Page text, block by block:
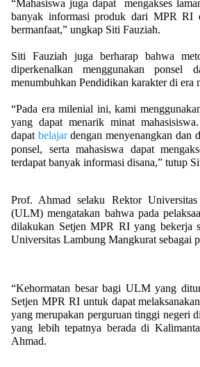
“Mahasiswa juga dapat mengakses
banyak informasi produk dari MPR RI
bermanfaat,” ungkap Siti Fauziah.
Siti Fauziah juga berharap bahwa
diperkenalkan menggunakan ponsel
menumbuhkan Pendidikan karakter di era
“Pada era milenial ini, kami
yang dapat menarik minat
dapat belajardengan menyenangkan dan
ponsel, serta mahasiswa dapat
terdapat banyak informasi disana,” tutup
Prof. Ahmad selaku Rektor
(ULM) mengatakan bahwa pada
dilakukan Setjen MPR RI yang bekerja
Universitas Lambung Mangkurat sebagai
“Kehormatan besar bagi ULM yang
Setjen MPR RI untuk dapat
yang merupakan perguruan tinggi negeri
yang lebih tepatnya berada di
Ahmad.